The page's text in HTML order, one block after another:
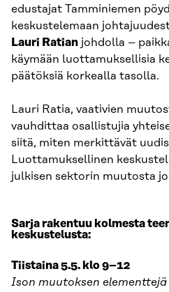
edustajat Tamminiemen
keskustelemaan
Lauri Ratian johdolla –
käymään luottamuksellisia
päätöksiä korkealla tasolla.
Lauri Ratia, vaativien
vauhdittaa osallistujia
siitä, miten merkittävät
Luottamuksellinen
julkisen sektorin muutosta
Sarja rakentuu kolmesta
keskustelusta:
Tiistaina 5.5. klo 9–12
Ison muutoksen